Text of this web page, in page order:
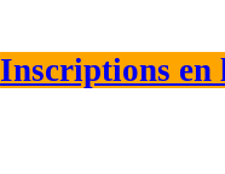
Inscriptions en